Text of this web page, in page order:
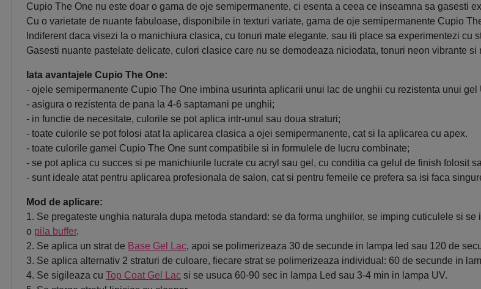
Cupio The One nu este doar o gama de oje semipermanente, ci esenta a ceea ce inseamna sa gasesti
Cu o varietate de nuante fabuloase, disponibile in texturi variate, gama de oje semipermanente Cupio
Indiferent daca visezi la o manichiura clasica, cu tonuri mate elegante, sau iti place sa experimentezi
Gasesti nuante pastelate delicate, culori clasice care nu se demodeaza niciodata, tonuri neon vibrante
Iata avantajele Cupio The One:
- ojele semipermanente Cupio The One imbina usurinta aplicarii unui lac de unghii cu rezistenta unui gel
- asigura o rezistenta de pana la 4-6 saptamani pe unghii;
- in functie de necesitate, culorile se pot aplica intr-unul sau doua straturi;
- toate culorile se pot folosi atat la aplicarea clasica a ojei semipermanente, cat si la aplicarea cu apex.
- toate culorile gamei Cupio The One sunt compatibile si in formulele de lucru combinate;
- se pot aplica cu succes si pe manichiurile lucrate cu acryl sau gel, cu conditia ca gelul de finish folosit
- sunt ideale atat pentru aplicarea profesionala de salon, cat si pentru femeile ce prefera sa isi faca
Mod de aplicare:
1. Se pregateste unghia naturala dupa metoda standard: se da forma unghiilor, se imping cuticulele si se
o pila buffer.
2. Se aplica un strat de Base Gel Lac, apoi se polimerizeaza 30 de secunde in lampa led sau 120 de
3. Se aplica alternativ 2 straturi de culoare, fiecare strat se polimerizeaza individual: 60 de secunde in
4. Se sigileaza cu Top Coat Gel Lac si se usuca 60-90 sec in lampa Led sau 3-4 min in lampa UV.